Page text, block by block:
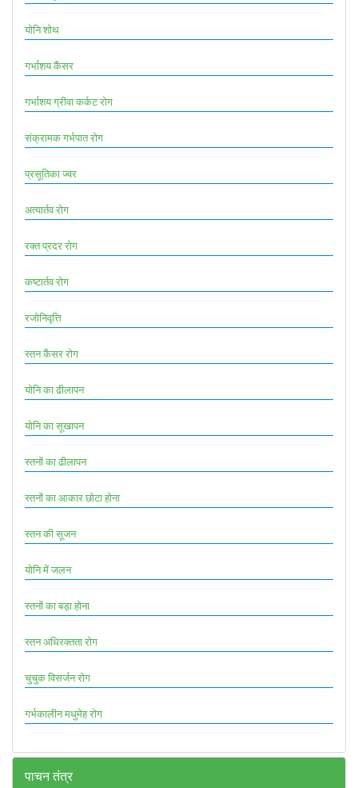
योनि शोथ
गर्भाशय कैंसर
गर्भाशय ग्रीवा कर्कट रोग
संक्रामक गर्भपात रोग
प्रसूतिका ज्वर
अत्यार्तव रोग
रक्त प्रदर रोग
कष्टार्तव रोग
रजोनिवृत्ति
स्तन कैंसर रोग
योनि का ढीलापन
योनि का सूखापन
स्तनों का ढीलापन
स्तनों का आकार छोटा होना
स्तन की सूजन
योनि में जलन
स्तनों का बड़ा होना
स्तन अधिरक्तता रोग
चुचुक विसर्जन रोग
गर्भकालीन मधुमेह रोग
पाचन तंत्र